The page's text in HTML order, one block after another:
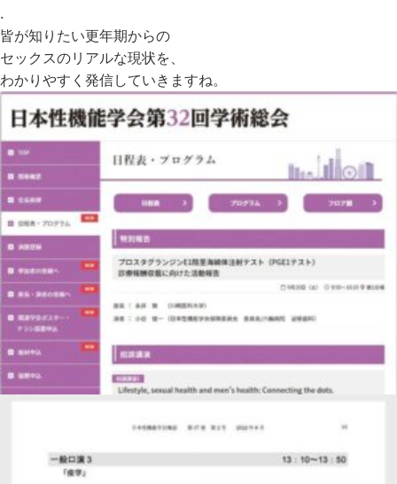
.
皆が知りたい更年期からの
セックスのリアルな現状を、
わかりやすく発信していきますね。